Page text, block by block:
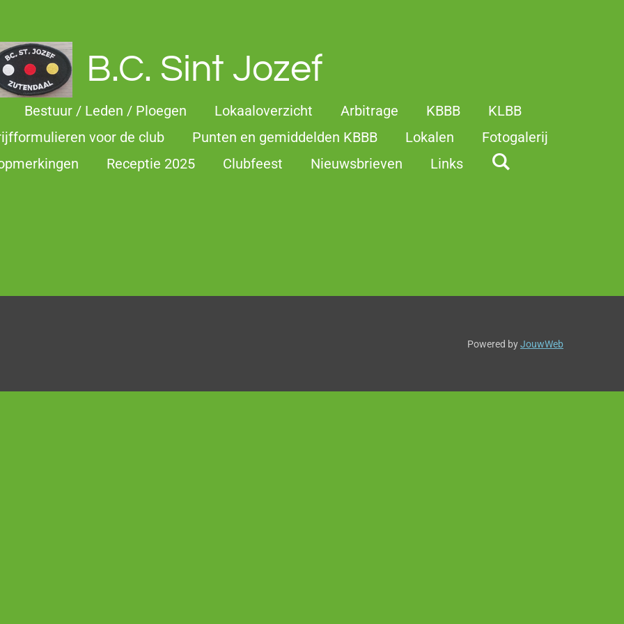
B.C. Sint Jozef
Bestuur / Leden / Ploegen Lokaaloverzicht Arbitrage KBBB
KLBB
voor de club Punten en gemiddelden KBBB Lokalen
Fotogalerij
Receptie 2025 Clubfeest Nieuwsbrieven Links
Powered byJouwWeb